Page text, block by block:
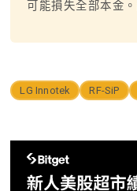
可能損失全部本金
LG Innotek RF-SiP